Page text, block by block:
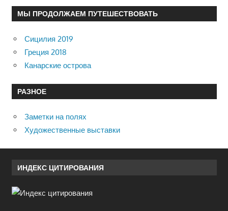
МЫ ПРОДОЛЖАЕМ ПУТЕШЕСТВОВАТЬ
Сицилия 2019
Греция 2018
Канарские острова
РАЗНОЕ
Заметки на полях
Художественные выставки
ИНДЕКС ЦИТИРОВАНИЯ